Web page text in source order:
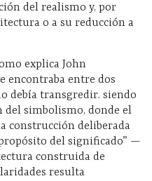
del realismo y, por
o a su reducción a
explica John
encontraba entre dos
debía transgredir. siendo
simbolismo, donde el
construcción deliberada
del significado” —
construida de
resulta